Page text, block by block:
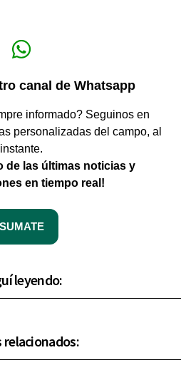
canal de Whatsapp
informado? Seguinos en
personalizadas del campo, al
instante.
de las últimas noticias y
en tiempo real!
SUMATE
leyendo:
relacionados: